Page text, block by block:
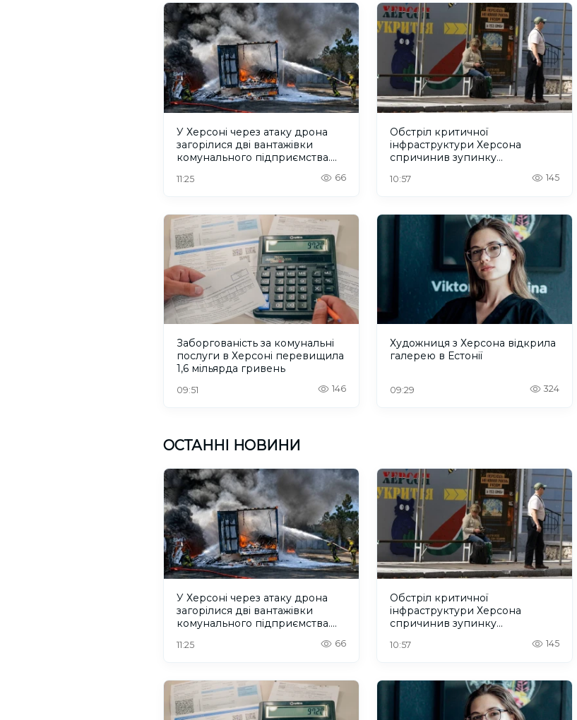
У Херсоні через атаку дрона
загорілися дві вантажівки
комунального підприємства.
11:25 66
Обстріл критичної
інфраструктури Херсона
спричинив зупинку
зв'язком
10:57 145
Заборгованість за комунальні
послуги в Херсоні перевищила
1,6 мільярда гривень
09:51 146
Художниця з Херсона відкрила
галерею в Естонії
09:29 324
ОСТАННІ НОВИНИ
У Херсоні через атаку дрона
загорілися дві вантажівки
комунального підприємства.
11:25 66
Обстріл критичної
інфраструктури Херсона
спричинив зупинку
зв'язком
10:57 145